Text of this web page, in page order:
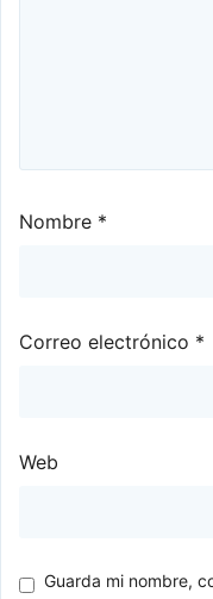
Nombre *
Correo electrónico *
Web
Guarda mi nombre,